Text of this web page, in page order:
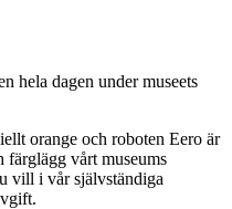
hela dagen under museets
orange och roboten Eero är
färglägg vårt museums
vill i vår självständiga